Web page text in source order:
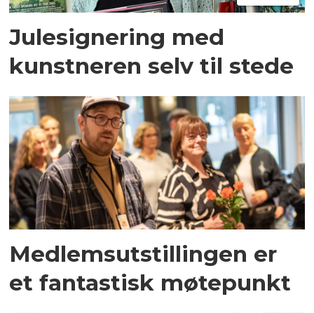
Julesignering med
kunstneren selv til stede
Medlemsutstillingen er
et fantastisk møtepunkt